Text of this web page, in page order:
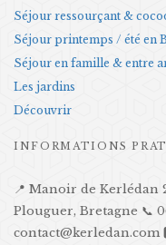
Séjour ressourçant &
Séjour printemps / été en
Séjour en famille & entre
Les jardins
Découvrir
INFORMATIONS
📍 Manoir de Kerlédan
Plouguer, Bretagne 📞